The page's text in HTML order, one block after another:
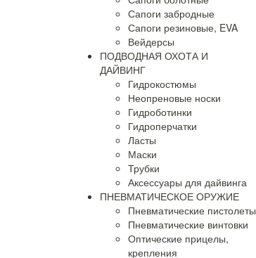
Сапоги забродные
Сапоги резиновые, EVA
Вейдерсы
ПОДВОДНАЯ ОХОТА И
ДАЙВИНГ
Гидрокостюмы
Неопреновые носки
Гидроботинки
Гидроперчатки
Ласты
Маски
Трубки
Аксессуары для дайвинга
ПНЕВМАТИЧЕСКОЕ ОРУЖИЕ
Пневматические пистолеты
Пневматические винтовки
Оптические прицелы,
крепления